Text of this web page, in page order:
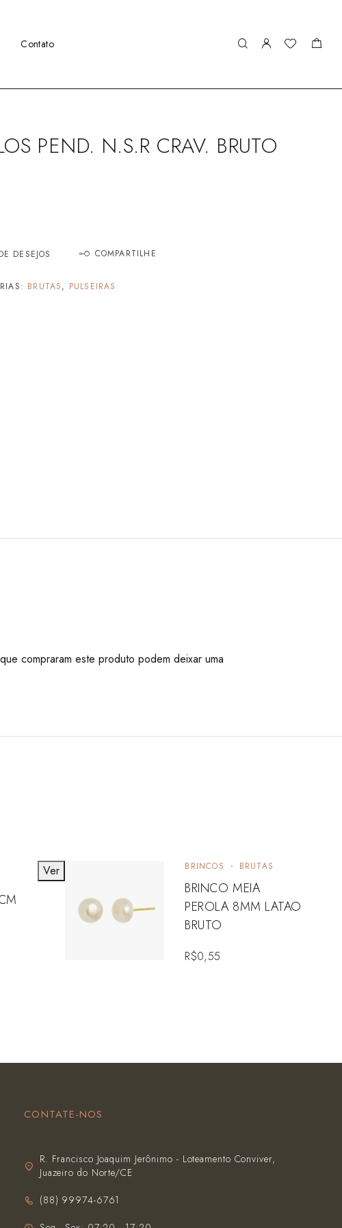
Contato
PEND. N.S.R CRAV. BRUTO
DESEJOS COMPARTILHE
BRUTAS, PULSEIRAS
compraram este produto podem deixar uma
BRINCOS BRUTAS
BRINCO MEIA
PEROLA 8MM LATAO
BRUTO
R$0,55
Ver
CONTATE-NOS
R. Francisco Joaquim Jerônimo - Loteamento Conviver,
Juazeiro do Norte/CE
(‪88) 99974-6761‬